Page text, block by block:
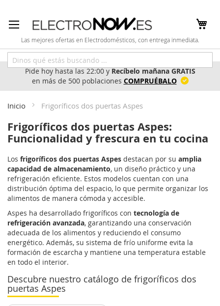
al
contenido
Las mejores ofertas en Electrodomésticos, con entrega inmediata.
Pide hoy hasta las 22:00 yRecíbelo mañana GRATIS
en más de 500 poblaciones COMPRUÉBALO
Inicio Frigoríficos dos puertas Aspes
Frigoríficos dos puertas Aspes:
Funcionalidad y frescura en tu cocina
Los frigoríficos dos puertas Aspes destacan por su amplia
capacidad de almacenamiento, un diseño práctico y una
refrigeración eficiente. Estos modelos cuentan con una
distribución óptima del espacio, lo que permite organizar los
alimentos de manera cómoda y accesible.
Aspes ha desarrollado frigoríficos con tecnología de
refrigeración avanzada, garantizando una conservación
adecuada de los alimentos y reduciendo el consumo
energético. Además, su sistema de frío uniforme evita la
formación de escarcha y mantiene una temperatura estable
en todo el interior.
Descubre nuestro catálogo de frigoríficos dos
puertas Aspes